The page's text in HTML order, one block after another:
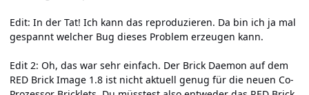
Edit: In der Tat! Ich kann das reproduzieren. Da bin ich ja mal
gespannt welcher Bug dieses Problem erzeugen kann.
Edit 2: Oh, das war sehr einfach. Der Brick Daemon auf dem
RED Brick Image 1.8 ist nicht aktuell genug für die neuen Co-